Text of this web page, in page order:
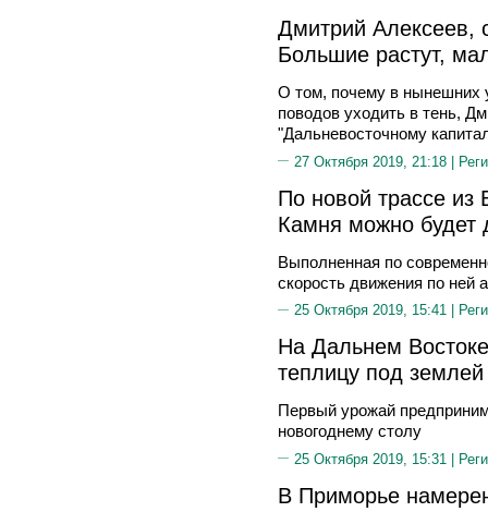
Дмитрий Алексеев,
Большие растут,
О том, почему в нынешних
поводов уходить в тень,
"Дальневосточному
27 Октября 2019, 21:18 |
По новой трассе из
Камня можно будет
Выполненная по
скорость движения по ней
25 Октября 2019, 15:41 |
На Дальнем
теплицу под землей
Первый урожай
новогоднему столу
25 Октября 2019, 15:31 |
В Приморье